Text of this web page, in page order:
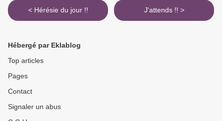
< Hérésie du jour !! J'attends !! >
Hébergé par Eklablog
Top articles
Pages
Contact
Signaler un abus